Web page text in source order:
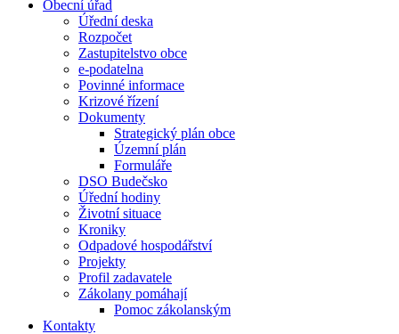
Obecní úřad
Úřední deska
Rozpočet
Zastupitelstvo obce
e-podatelna
Povinné informace
Krizové řízení
Dokumenty
Strategický plán obce
Územní plán
Formuláře
DSO Budečsko
Úřední hodiny
Životní situace
Kroniky
Odpadové hospodářství
Projekty
Profil zadavatele
Zákolany pomáhají
Pomoc zákolanským
Kontakty